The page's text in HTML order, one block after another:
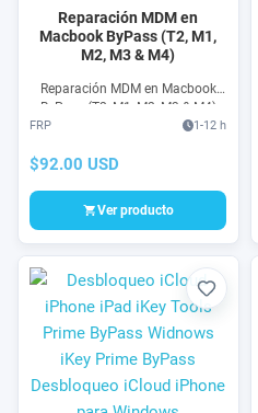
Reparación MDM en
Macbook ByPass (T2, M1,
M2, M3 & M4)
Reparación MDM en Macbook
ByPass (T2, M1, M2, M3 & M4)
desbloqueo para computadoras
seguridad Apple Silicon o T2.
FRP 1-12 h
$92.00 USD
Ver producto
Favorito